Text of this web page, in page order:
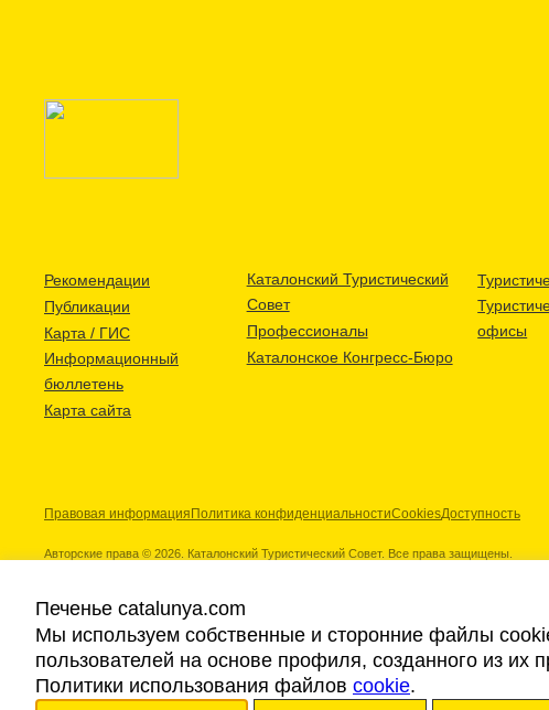
Рекомендации
Публикации
Карта / ГИС
Информационный
бюллетень
Карта сайта
Каталонский Туристический
Совет
Профессионалы
Каталонское Конгресс-Бюро
офисы
Правовая информация Политика конфиденциальностиCookiesДоступность
Авторские права © 2026. Каталонский Туристический Совет. Все права защищены.
Наши партнеры
Печенье catalunya.com
Мы используем собственные и сторонние файлы
пользователей на основе профиля, созданного из
Политики использования файлов cookie.